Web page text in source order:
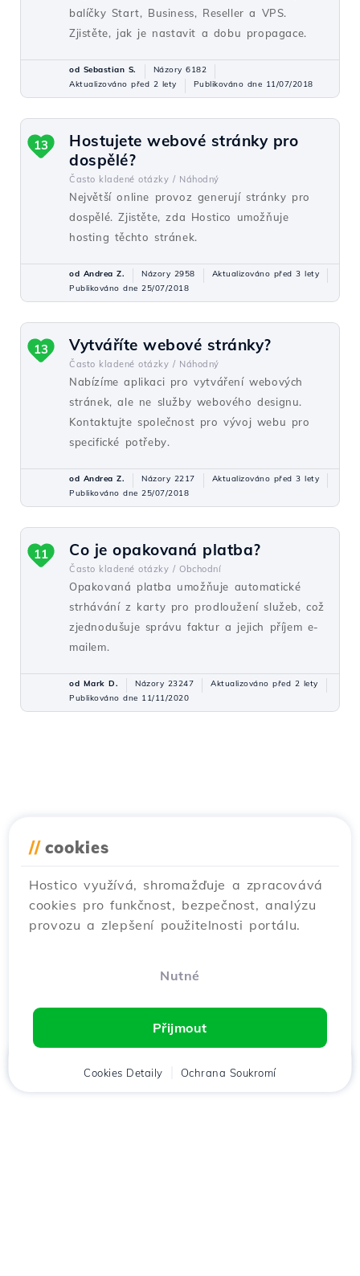
balíčky Start, Business, Reseller a VPS.
Zjistěte, jak je nastavit a dobu propagace.
od Sebastian S.
Názory 6182
Aktualizováno před 2 lety
Publikováno dne 11/07/2018
Hostujete webové stránky pro
dospělé?
Často kladené otázky / Náhodný
Největší online provoz generují stránky pro
dospělé. Zjistěte, zda Hostico umožňuje
hosting těchto stránek.
13
od Andrea Z. Názory 2958
Aktualizováno před 3 lety
Publikováno dne 25/07/2018
Vytváříte webové stránky?
Často kladené otázky / Náhodný
Nabízíme aplikaci pro vytváření webových
stránek, ale ne služby webového designu.
Kontaktujte společnost pro vývoj webu pro
specifické potřeby.
13
od Andrea Z. Názory 2217
Aktualizováno před 3 lety
Publikováno dne 25/07/2018
Co je opakovaná platba?
Často kladené otázky / Obchodní
Opakovaná platba umožňuje automatické
strhávání z karty pro prodloužení služeb, což
zjednodušuje správu faktur a jejich příjem e-
mailem.
11
od Mark D. Názory 23247
Aktualizováno před 2 lety
Publikováno dne 11/11/2020
// cookies
Hostico využívá, shromažďuje a zpracovává
cookies pro funkčnost, bezpečnost, analýzu
provozu a zlepšení použitelnosti portálu.
Nutné
Přijmout
Cookies Detaily Ochrana Soukromí
Klient Košík Chat